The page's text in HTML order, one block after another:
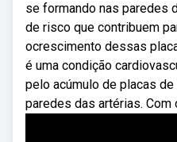
se formando nas paredes
de risco que contribuem
ocrescimento dessas
é uma condição
pelo acúmulo de placas
paredes das artérias. Com